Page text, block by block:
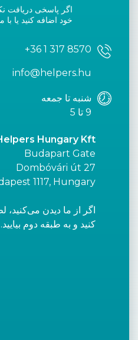
اگر پاسخی دریافت
خود اضافه کنید یا با
+36 1 317 8570
info@helpers.hu
شنبه تا جمعه
9 تا 5
Hungary Kft
Budapart Gate
Dombóvári út 27
1117, Hungary
کنید و به طبقه دوم بیایید.